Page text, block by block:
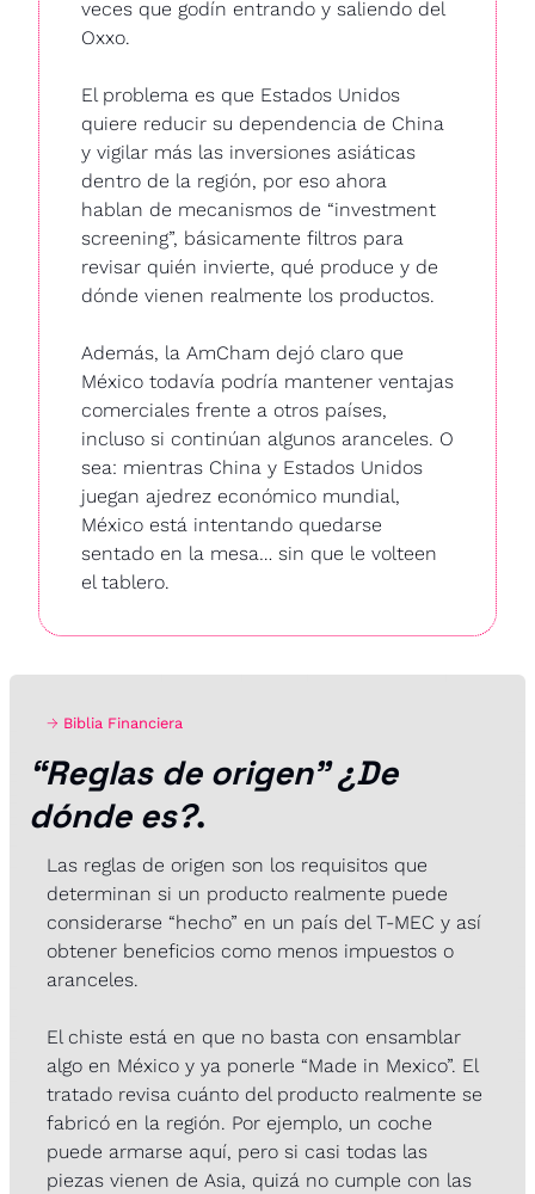
veces que godín entrando y saliendo del
Oxxo.
El problema es que Estados Unidos
quiere reducir su dependencia de China
y vigilar más las inversiones asiáticas
dentro de la región, por eso ahora
hablan de mecanismos de “investment
screening”, básicamente filtros para
revisar quién invierte, qué produce y de
dónde vienen realmente los productos.
Además, la AmCham dejó claro que
México todavía podría mantener ventajas
comerciales frente a otros países,
incluso si continúan algunos aranceles. O
sea: mientras China y Estados Unidos
juegan ajedrez económico mundial,
México está intentando quedarse
sentado en la mesa… sin que le volteen
el tablero.
→ Biblia Financiera
“Reglas de origen” ¿De
dónde es?.
Las reglas de origen son los requisitos que
determinan si un producto realmente puede
considerarse “hecho” en un país del T-MEC y así
obtener beneficios como menos impuestos o
aranceles.
El chiste está en que no basta con ensamblar
algo en México y ya ponerle “Made in Mexico”. El
tratado revisa cuánto del producto realmente se
fabricó en la región. Por ejemplo, un coche
puede armarse aquí, pero si casi todas las
piezas vienen de Asia, quizá no cumple con las